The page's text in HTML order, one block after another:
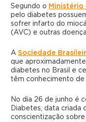
Segundo o Ministério
pelo diabetes
sofrer infarto do
(AVC) e outras
ASociedade
que
diabetes no Brasil e
têm conhecimento de
No dia 26 de junho é
Diabetes, data criada
conscientização